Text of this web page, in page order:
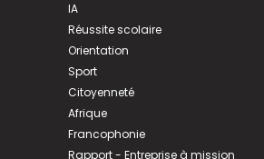
IA
Réussite scolaire
Orientation
Sport
Citoyenneté
Afrique
Francophonie
Rapport - Entreprise à mission